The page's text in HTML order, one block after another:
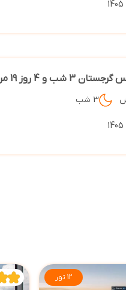
3 شب و 4 روز 19 مرداد
3 شب
12 تور